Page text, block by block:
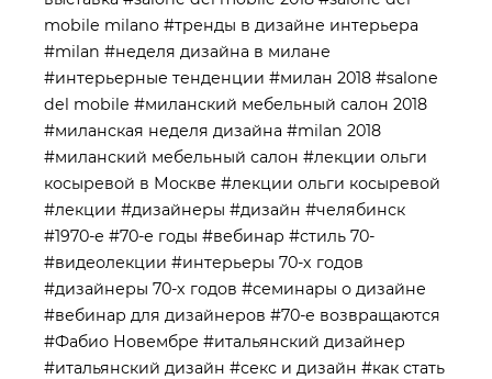
mobile milano #тренды в дизайне интерьера
#milan #неделя дизайна в милане
#интерьерные тенденции #милан 2018 #salone
del mobile #миланский мебельный салон 2018
#миланская неделя дизайна #milan 2018
#миланский мебельный салон #лекции ольги
косыревой в Москве #лекции ольги косыревой
#лекции #дизайнеры #дизайн #челябинск
#1970-е #70-е годы #вебинар #стиль 70-
#видеолекции #интерьеры 70-х годов
#дизайнеры 70-х годов #семинары о дизайне
#вебинар для дизайнеров #70-е возвращаются
#Фабио Новембре #итальянский дизайнер
#итальянский дизайн #секс и дизайн #как стать